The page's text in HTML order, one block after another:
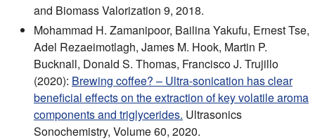
and Biomass Valorization 9, 2018.
Mohammad H. Zamanipoor, Bailina Yakufu, Ernest Tse,
Adel Rezaeimotlagh, James M. Hook, Martin P.
Bucknall, Donald S. Thomas, Francisco J. Trujillo
(2020): Brewing coffee? – Ultra-sonication has clear
beneficial effects on the extraction of key volatile aroma
components and triglycerides. Ultrasonics
Sonochemistry, Volume 60, 2020.